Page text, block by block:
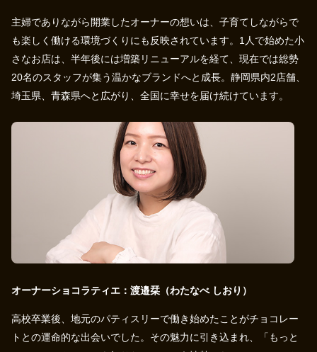
主婦でありながら開業したオーナーの想いは、子育てしながらで
も楽しく働ける環境づくりにも反映されています。1人で始めた小
さなお店は、半年後には増築リニューアルを経て、現在では総勢
20名のスタッフが集う温かなブランドへと成長。静岡県内2店舗、
埼玉県、青森県へと広がり、全国に幸せを届け続けています。
オーナーショコラティエ：渡邉栞（わたなべ しおり）
高校卒業後、地元のパティスリーで働き始めたことがチョコレー
トとの運命的な出会いでした。その魅力に引き込まれ、「もっと